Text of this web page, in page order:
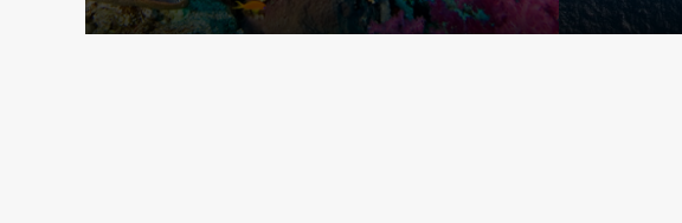
彩な魚たちに癒されまし